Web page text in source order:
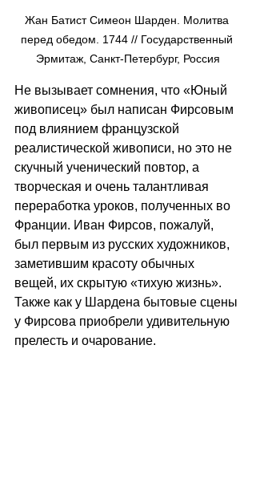
Жан Батист Симеон Шарден. Молитва
перед обедом. 1744 // Государственный
Эрмитаж, Санкт-Петербург, Россия
Не вызывает сомнения, что «Юный
живописец» был написан Фирсовым
под влиянием французской
реалистической живописи, но это не
скучный ученический повтор, а
творческая и очень талантливая
переработка уроков, полученных во
Франции. Иван Фирсов, пожалуй,
был первым из русских художников,
заметившим красоту обычных
вещей, их скрытую «тихую жизнь».
Также как у Шардена бытовые сцены
у Фирсова приобрели удивительную
прелесть и очарование.